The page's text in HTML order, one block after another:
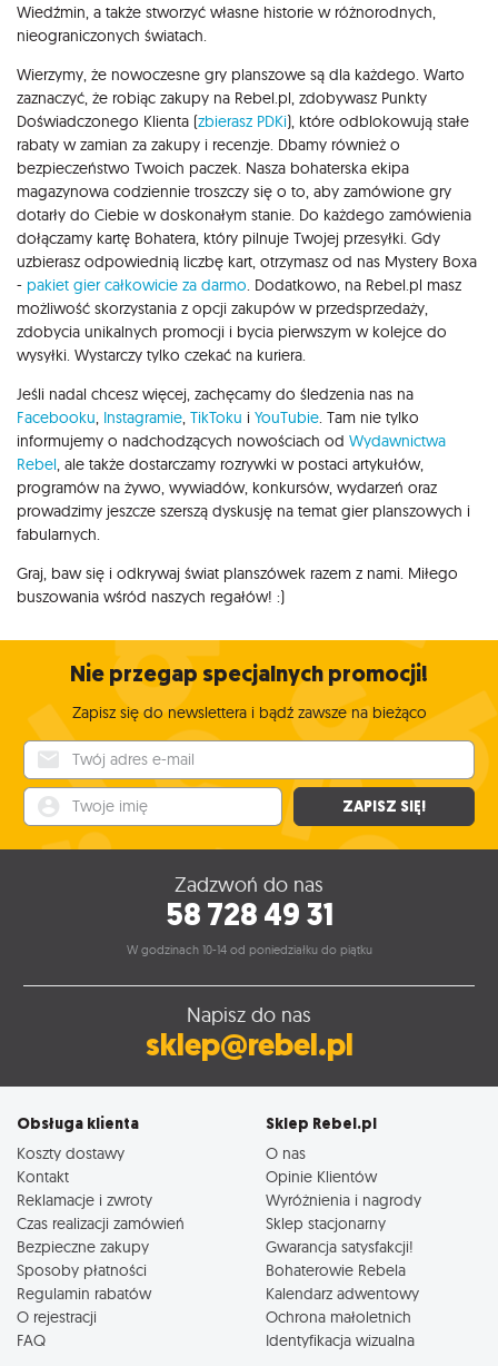
Wiedźmin, a także stworzyć własne historie w różnorodnych,
nieograniczonych światach.
Wierzymy, że nowoczesne gry planszowe są dla każdego. Warto
zaznaczyć, że robiąc zakupy na Rebel.pl, zdobywasz Punkty
Doświadczonego Klienta (zbierasz PDKi), które odblokowują stałe
rabaty w zamian za zakupy i recenzje. Dbamy również o
bezpieczeństwo Twoich paczek. Nasza bohaterska ekipa
magazynowa codziennie troszczy się o to, aby zamówione gry
dotarły do Ciebie w doskonałym stanie. Do każdego zamówienia
dołączamy kartę Bohatera, który pilnuje Twojej przesyłki. Gdy
uzbierasz odpowiednią liczbę kart, otrzymasz od nas Mystery Boxa
- pakiet gier całkowicie za darmo . Dodatkowo, na Rebel.pl masz
możliwość skorzystania z opcji zakupów w przedsprzedaży,
zdobycia unikalnych promocji i bycia pierwszym w kolejce do
wysyłki. Wystarczy tylko czekać na kuriera.
Jeśli nadal chcesz więcej, zachęcamy do śledzenia nas na
Facebooku Instagramie TikToku i YouTubie . Tam nie tylko
informujemy o nadchodzących nowościach od Wydawnictwa
Rebel , ale także dostarczamy rozrywki w postaci artykułów,
programów na żywo, wywiadów, konkursów, wydarzeń oraz
prowadzimy jeszcze szerszą dyskusję na temat gier planszowych i
fabularnych.
Graj, baw się i odkrywaj świat planszówek razem z nami. Miłego
buszowania wśród naszych regałów! :)
Nie przegap specjalnych promocji!
Zapisz się do newslettera i bądź zawsze na bieżąco
ZAPISZ SIĘ!
Zadzwoń do nas
58 728 49 31
W godzinach 10-14 od poniedziałku do piątku
Napisz do nas
sklep@rebel.pl
Obsługa klienta
Koszty dostawy
Kontakt
Reklamacje i zwroty
Czas realizacji zamówień
Bezpieczne zakupy
Sposoby płatności
Regulamin rabatów
O rejestracji
FAQ
Sklep Rebel.pl
O nas
Opinie Klientów
Wyróżnienia i nagrody
Sklep stacjonarny
Gwarancja satysfakcji!
Bohaterowie Rebela
Kalendarz adwentowy
Ochrona małoletnich
Identyfikacja wizualna